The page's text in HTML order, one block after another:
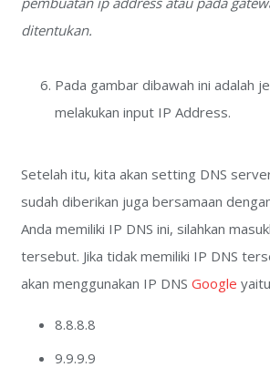
ditentukan.
Pada gambar dibawah ini adalah
melakukan input IP Address.
Setelah itu, kita akan setting DNS
sudah diberikan juga bersamaan
Anda memiliki IP DNS ini, silahkan
tersebut. Jika tidak memiliki IP DNS
akan menggunakan IP DNS Google
8.8.8.8
9.9.9.9